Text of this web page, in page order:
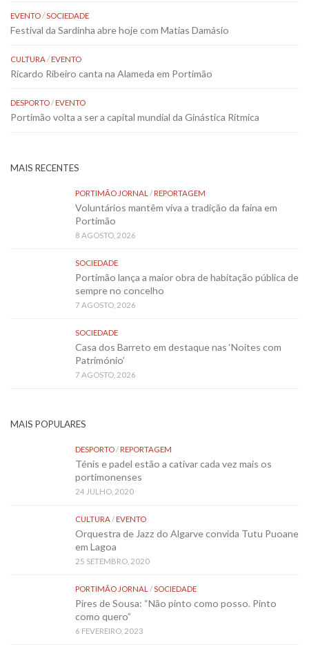
EVENTO/SOCIEDADE
Festival da Sardinha abre hoje com Matias Damásio
CULTURA/EVENTO
Ricardo Ribeiro canta na Alameda em Portimão
DESPORTO/EVENTO
Portimão volta a ser a capital mundial da Ginástica Rítmica
MAIS RECENTES
PORTIMÃO JORNAL /REPORTAGEM
Voluntários mantêm viva a tradição da faina em
Portimão
8 AGOSTO, 2026
SOCIEDADE
Portimão lança a maior obra de habitação pública de
sempre no concelho
7 AGOSTO, 2026
SOCIEDADE
Casa dos Barreto em destaque nas ‘Noites com
Património’
7 AGOSTO, 2026
MAIS POPULARES
DESPORTO/REPORTAGEM
Ténis e padel estão a cativar cada vez mais os
portimonenses
24 JULHO, 2020
CULTURA/EVENTO
Orquestra de Jazz do Algarve convida Tutu Puoane
em Lagoa
25 SETEMBRO, 2020
PORTIMÃO JORNAL /SOCIEDADE
Pires de Sousa: “Não pinto como posso. Pinto
como quero”
6 FEVEREIRO, 2023